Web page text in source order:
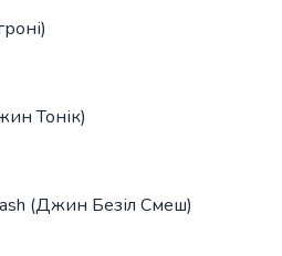
Тонік)
(Джин Безіл Смеш)